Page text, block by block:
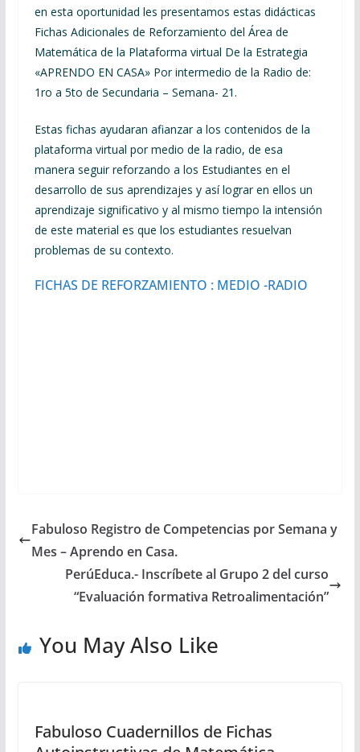
en esta oportunidad les presentamos estas didácticas
Fichas Adicionales de Reforzamiento del Área de
Matemática de la Plataforma virtual De la Estrategia
«APRENDO EN CASA» Por intermedio de la Radio de:
1ro a 5to de Secundaria – Semana- 21.
Estas fichas ayudaran afianzar a los contenidos de la
plataforma virtual por medio de la radio, de esa
manera seguir reforzando a los Estudiantes en el
desarrollo de sus aprendizajes y así lograr en ellos un
aprendizaje significativo y al mismo tiempo la intensión
de este material es que los estudiantes resuelvan
problemas de su contexto.
FICHAS DE REFORZAMIENTO : MEDIO -RADIO
Fabuloso Registro de Competencias por Semana y
Mes – Aprendo en Casa.
PerúEduca.- Inscríbete al Grupo 2 del curso
“Evaluación formativa Retroalimentación”
You May Also Like
Fabuloso Cuadernillos de Fichas